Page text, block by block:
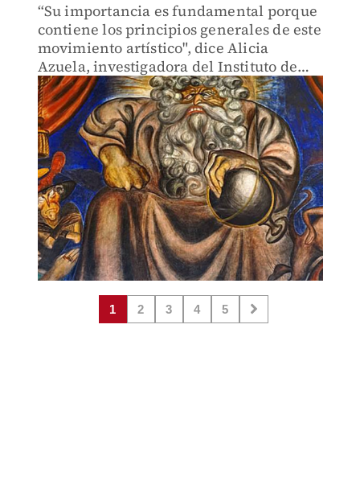
“Su importancia es fundamental porque
contiene los principios generales de este
movimiento artístico", dice Alicia
Azuela, investigadora del Instituto de
Investigaciones Estéticas.
1 2 3 4 5